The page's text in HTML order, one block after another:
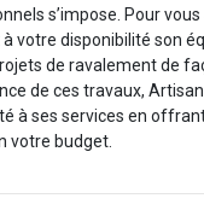
s’impose. Pour
votre disponibilité son
de ravalement de
de ces travaux,
à ses services en
votre budget.